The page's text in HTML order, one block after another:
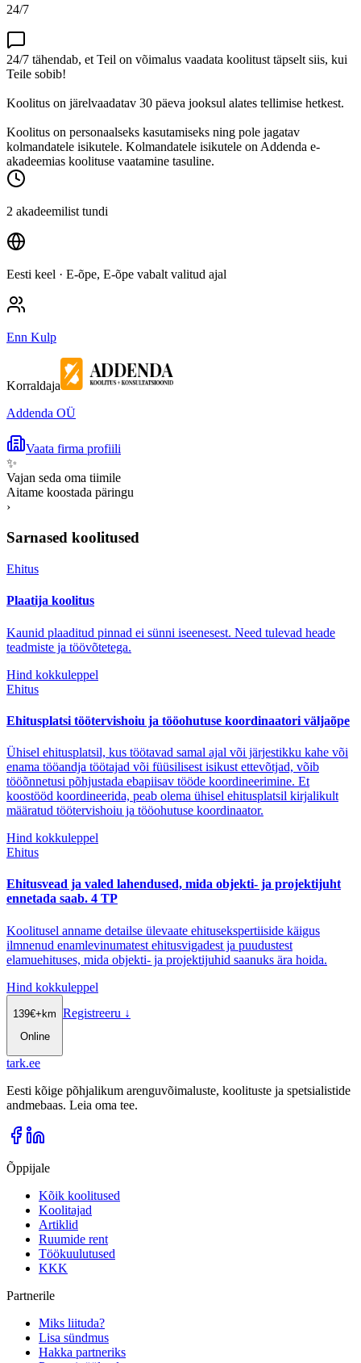
24/7
24/7 tähendab, et Teil on võimalus vaadata koolitust täpselt siis, kui
Teile sobib!
Koolitus on järelvaadatav 30 päeva jooksul alates tellimise hetkest.
Koolitus on personaalseks kasutamiseks ning pole jagatav
kolmandatele isikutele. Kolmandatele isikutele on Addenda e-
akadeemias koolituse vaatamine tasuline.
2 akadeemilist tundi
Eesti keel · E-õpe, E-õpe vabalt valitud ajal
Enn Kulp
Korraldaja
Addenda OÜ
Vaata firma profiili
✨
Vajan seda oma tiimile
Aitame koostada päringu
›
Sarnased koolitused
Ehitus
Plaatija koolitus
Kaunid plaaditud pinnad ei sünni iseenesest. Need tulevad heade
teadmiste ja töövõtetega.
Hind kokkuleppel
Ehitus
Ehitusplatsi töötervishoiu ja tööohutuse koordinaatori väljaõpe
Ühisel ehitusplatsil, kus töötavad samal ajal või järjestikku kahe või
enama tööandja töötajad või füüsilisest isikust ettevõtjad, võib
tööõnnetusi põhjustada ebapiisav tööde koordineerimine. Et
koostööd koordineerida, peab olema ühisel ehitusplatsil kirjalikult
määratud töötervishoiu ja tööohutuse koordinaator.
Hind kokkuleppel
Ehitus
Ehitusvead ja valed lahendused, mida objekti- ja projektijuht
ennetada saab. 4 TP
Koolitusel anname detailse ülevaate ehitusekspertiiside käigus
ilmnenud enamlevinumatest ehitusvigadest ja puudustest
elamuehituses, mida objekti- ja projektijuhid saanuks ära hoida.
Hind kokkuleppel
139€+km
Online
Registreeru ↓
tark.ee
Eesti kõige põhjalikum arenguvõimaluste, koolituste ja spetsialistide
andmebaas. Leia oma tee.
Õppijale
Kõik koolitused
Koolitajad
Artiklid
Ruumide rent
Töökuulutused
KKK
Partnerile
Miks liituda?
Lisa sündmus
Hakka partneriks